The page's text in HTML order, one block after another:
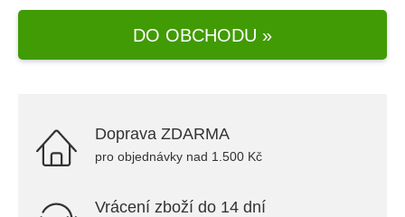
DO OBCHODU »
Doprava ZDARMA
pro objednávky nad 1.500 Kč
Vrácení zboží do 14 dní